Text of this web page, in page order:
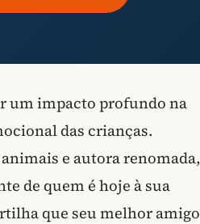
um impacto profundo na
das crianças.
e autora renomada,
de quem é hoje à sua
que seu melhor amigo